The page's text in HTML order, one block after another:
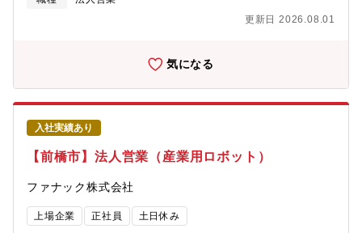
ています。自身が携わった製品が、社会で見えやすいこともやり
の37.9%を占める主力製品。※国内のクルマの５台に1台に同社の
シートが使用。【配属先】営業本部 北関東支店 営業一課【本
ポジションの特徴・魅力】・働きやすい環境：在宅ワークは週2回
程／フレックス制度あり、年間休日120日以上・チームで仕事を：
お客様の購買部門や、設計や品質保証、生産部門など幅広い人と
接することができます。・お客様に合った提案：見積を作る際に
戦略的な仕様や自身で考えた設計案を盛り込めます。・大きな達
成感：自分の営業活動がキッカケで開発された「自社製品が搭載
された商品」が見られます。・日本発条の技術を新しい分野のニ
ーズに生かすことができます。【ニッパツの特徴・魅力】・ばね
の開発や生産で培った自慢の技術を磨き応用し続け、国内・世界
トップクラスのシェア製品を多数保有する東証プライム上場メー
更新日 2026.08.01
気になる
入社実績あり
【前橋市】法人営業（産業用ロボット）
ファナック株式会社
上場企業 正社員 土日休み